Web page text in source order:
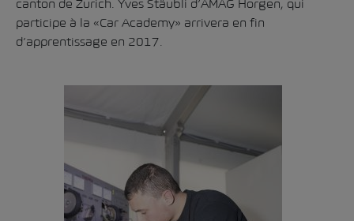
canton de Zurich. Yves Stäubli d’AMAG Horgen, qui
participe à la «Car Academy» arrivera en fin
d’apprentissage en 2017.